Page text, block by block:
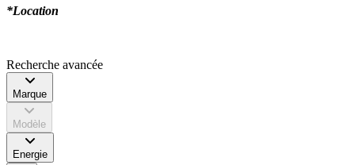
*Location
Recherche avancée
Marque
Modèle
Energie